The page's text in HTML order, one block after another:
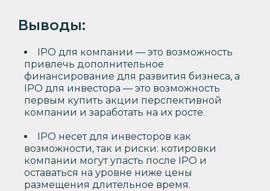
Выводы:
IPO для компании — это возможность
привлечь дополнительное
финансирование для развития бизнеса, а
IPO для инвестора — это возможность
первым купить акции перспективной
компании и заработать на их росте.
IPO несет для инвесторов как
возможности, так и риски: котировки
компании могут упасть после IPO и
оставаться на уровне ниже цены
размещения длительное время.